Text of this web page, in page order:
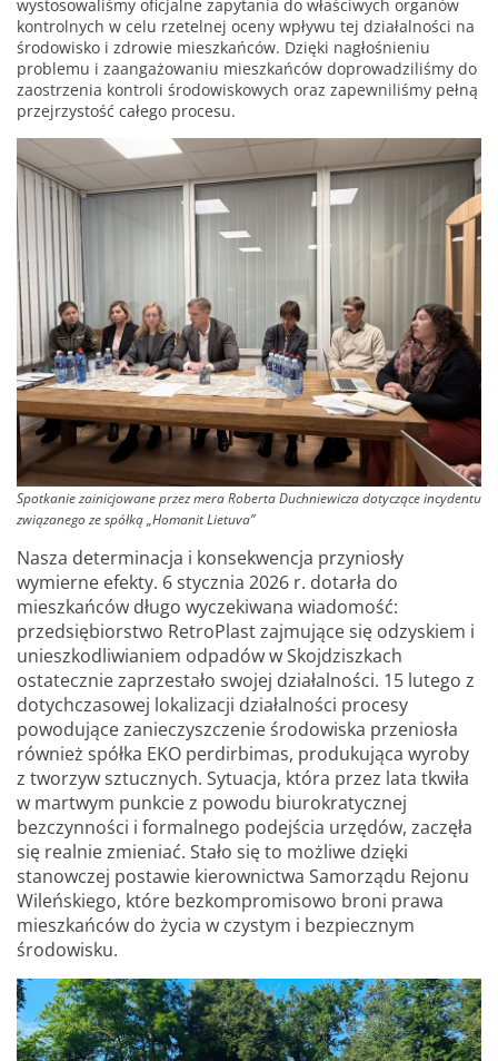
wystosowaliśmy oficjalne zapytania do właściwych organów
kontrolnych w celu rzetelnej oceny wpływu tej działalności na
środowisko i zdrowie mieszkańców. Dzięki nagłośnieniu
problemu i zaangażowaniu mieszkańców doprowadziliśmy do
zaostrzenia kontroli środowiskowych oraz zapewniliśmy pełną
przejrzystość całego procesu.
Spotkanie zainicjowane przez mera Roberta Duchniewicza dotyczące incydentu
związanego ze spółką „Homanit Lietuva”
Nasza determinacja i konsekwencja przyniosły
wymierne efekty. 6 stycznia 2026 r. dotarła do
mieszkańców długo wyczekiwana wiadomość:
przedsiębiorstwo RetroPlast zajmujące się odzyskiem i
unieszkodliwianiem odpadów w Skojdziszkach
ostatecznie zaprzestało swojej działalności. 15 lutego z
dotychczasowej lokalizacji działalności procesy
powodujące zanieczyszczenie środowiska przeniosła
również spółka EKO perdirbimas, produkująca wyroby
z tworzyw sztucznych. Sytuacja, która przez lata tkwiła
w martwym punkcie z powodu biurokratycznej
bezczynności i formalnego podejścia urzędów, zaczęła
się realnie zmieniać. Stało się to możliwe dzięki
stanowczej postawie kierownictwa Samorządu Rejonu
Wileńskiego, które bezkompromisowo broni prawa
mieszkańców do życia w czystym i bezpiecznym
środowisku.